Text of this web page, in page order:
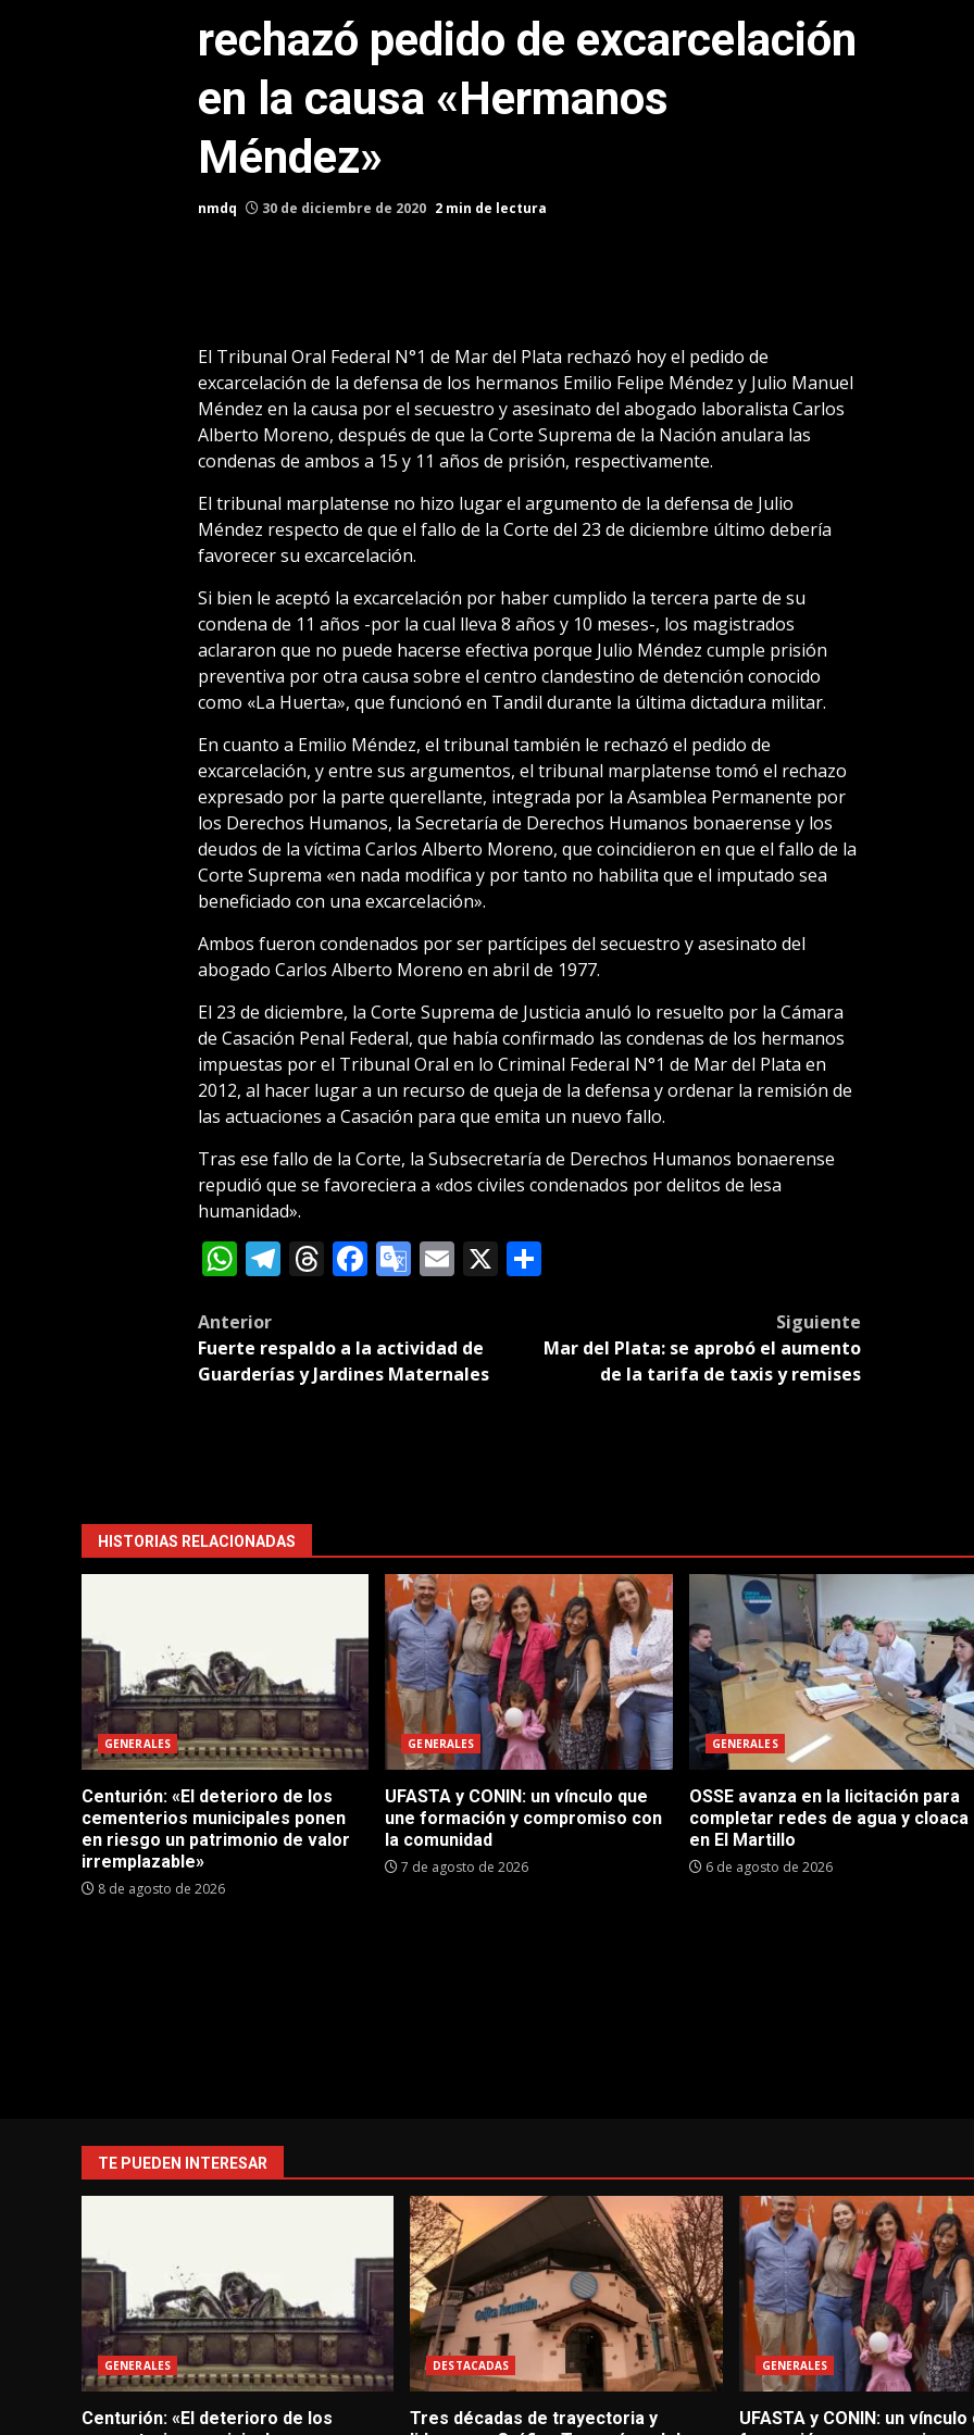
rechazó pedido de excarcelación
en la causa «Hermanos
Méndez»
nmdq 30 de diciembre de 2020 2 min de lectura
El Tribunal Oral Federal N°1 de Mar del Plata rechazó hoy el pedido de
excarcelación de la defensa de los hermanos Emilio Felipe Méndez y Julio Manuel
Méndez en la causa por el secuestro y asesinato del abogado laboralista Carlos
Alberto Moreno, después de que la Corte Suprema de la Nación anulara las
condenas de ambos a 15 y 11 años de prisión, respectivamente.
El tribunal marplatense no hizo lugar el argumento de la defensa de Julio
Méndez respecto de que el fallo de la Corte del 23 de diciembre último debería
favorecer su excarcelación.
Si bien le aceptó la excarcelación por haber cumplido la tercera parte de su
condena de 11 años -por la cual lleva 8 años y 10 meses-, los magistrados
aclararon que no puede hacerse efectiva porque Julio Méndez cumple prisión
preventiva por otra causa sobre el centro clandestino de detención conocido
como «La Huerta», que funcionó en Tandil durante la última dictadura militar.
En cuanto a Emilio Méndez, el tribunal también le rechazó el pedido de
excarcelación, y entre sus argumentos, el tribunal marplatense tomó el rechazo
expresado por la parte querellante, integrada por la Asamblea Permanente por
los Derechos Humanos, la Secretaría de Derechos Humanos bonaerense y los
deudos de la víctima Carlos Alberto Moreno, que coincidieron en que el fallo de la
Corte Suprema «en nada modifica y por tanto no habilita que el imputado sea
beneficiado con una excarcelación».
Ambos fueron condenados por ser partícipes del secuestro y asesinato del
abogado Carlos Alberto Moreno en abril de 1977.
El 23 de diciembre, la Corte Suprema de Justicia anuló lo resuelto por la Cámara
de Casación Penal Federal, que había confirmado las condenas de los hermanos
impuestas por el Tribunal Oral en lo Criminal Federal N°1 de Mar del Plata en
2012, al hacer lugar a un recurso de queja de la defensa y ordenar la remisión de
las actuaciones a Casación para que emita un nuevo fallo.
Tras ese fallo de la Corte, la Subsecretaría de Derechos Humanos bonaerense
repudió que se favoreciera a «dos civiles condenados por delitos de lesa
humanidad».
WhatsApp
Telegram
Threads
Facebook
Google
Email
X Compartir
Post
navigation
Anterior
Fuerte respaldo a la actividad de
Guarderías y Jardines Maternales
Siguiente
Mar del Plata: se aprobó el aumento
de la tarifa de taxis y remises
HISTORIAS RELACIONADAS
GENERALES
Centurión: «El deterioro de los
cementerios municipales ponen
en riesgo un patrimonio de valor
irremplazable»
8 de agosto de 2026
GENERALES
UFASTA y CONIN: un vínculo que
une formación y compromiso con
la comunidad
7 de agosto de 2026
GENERALES
OSSE avanza en la licitación para
completar redes de agua y cloaca
en El Martillo
6 de agosto de 2026
TE PUEDEN INTERESAR
GENERALES
Centurión: «El deterioro de los
DESTACADAS
Tres décadas de trayectoria y
GENERALES
UFASTA y CONIN: un